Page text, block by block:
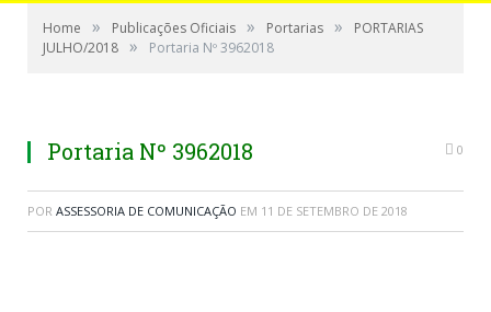
Home » Publicações Oficiais » Portarias »
PORTARIAS
JULHO/2018 » Portaria Nº 3962018
Portaria Nº 3962018 0
POR ASSESSORIA DE COMUNICAÇÃO EM 11 DE SETEMBRO DE 2018